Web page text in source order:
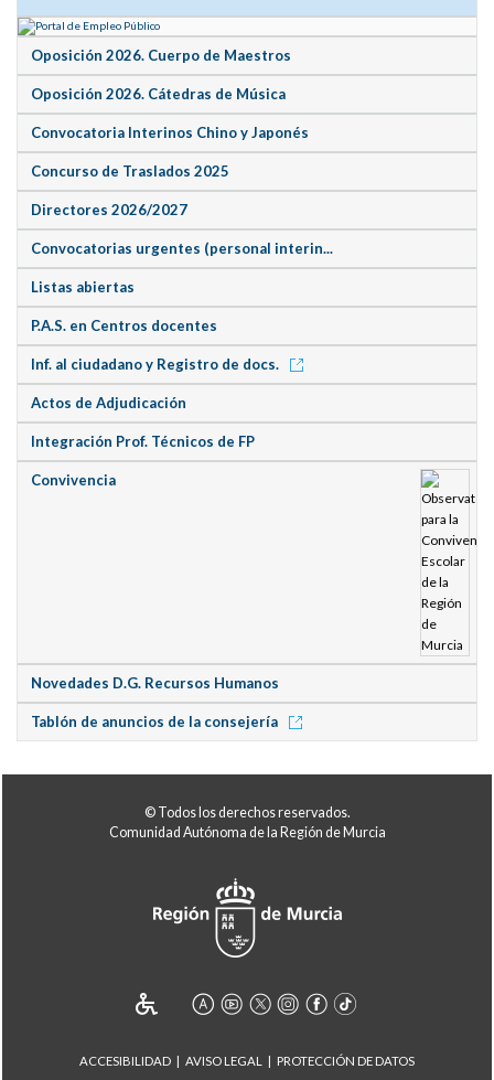
Oposición 2026. Cuerpo de Maestros
Oposición 2026. Cátedras de Música
Convocatoria Interinos Chino y Japonés
Concurso de Traslados 2025
Directores 2026/2027
Convocatorias urgentes (personal interin...
Listas abiertas
P.A.S. en Centros docentes
Inf. al ciudadano y Registro de docs.
Actos de Adjudicación
Integración Prof. Técnicos de FP
Convivencia
Novedades D.G. Recursos Humanos
Tablón de anuncios de la consejería
© Todos los derechos reservados.
Comunidad Autónoma de la Región de Murcia
ACCESIBILIDAD AVISO LEGAL PROTECCIÓN DE DATOS